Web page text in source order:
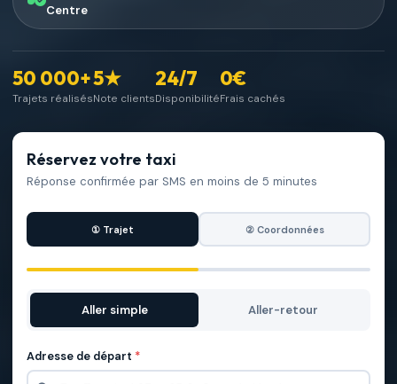
Centre
50 000+
Trajets réalisés
5★
Note clients
24/7
Disponibilité
0€
Frais cachés
Réservez votre taxi
Réponse confirmée par SMS en moins de 5 minutes
① Trajet ② Coordonnées
Aller simple Aller-retour
Adresse de départ *